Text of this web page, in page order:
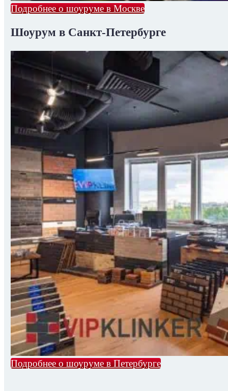
Подробнее о шоуруме в Москве
Шоурум в Санкт-Петербурге
Подробнее о шоуруме в Петербурге